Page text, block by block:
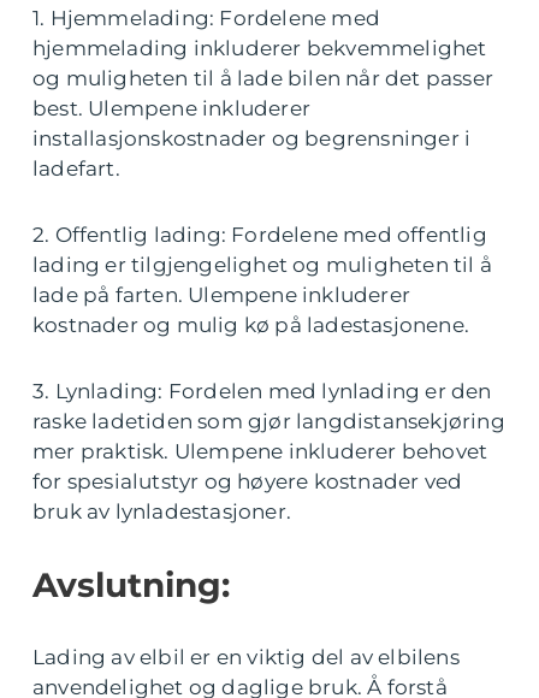
1. Hjemmelading: Fordelene med
hjemmelading inkluderer bekvemmelighet
og muligheten til å lade bilen når det passer
best. Ulempene inkluderer
installasjonskostnader og begrensninger i
ladefart.
2. Offentlig lading: Fordelene med offentlig
lading er tilgjengelighet og muligheten til å
lade på farten. Ulempene inkluderer
kostnader og mulig kø på ladestasjonene.
3. Lynlading: Fordelen med lynlading er den
raske ladetiden som gjør langdistansekjøring
mer praktisk. Ulempene inkluderer behovet
for spesialutstyr og høyere kostnader ved
bruk av lynladestasjoner.
Avslutning:
Lading av elbil er en viktig del av elbilens
anvendelighet og daglige bruk. Å forstå